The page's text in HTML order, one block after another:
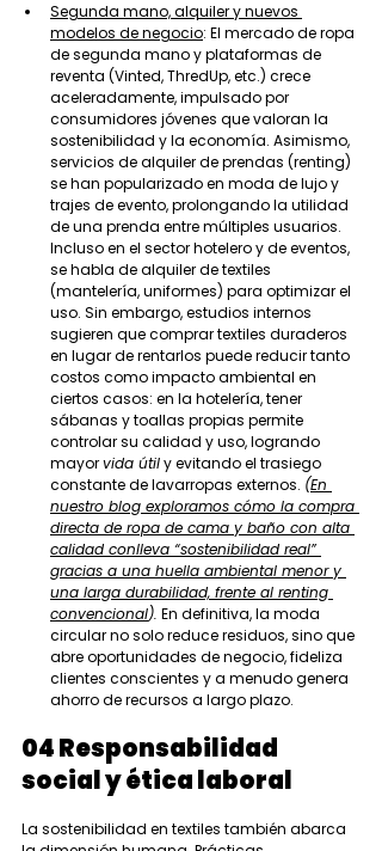
Segunda mano, alquiler y nuevos
modelos de negocio: El mercado de ropa
de segunda mano y plataformas de
reventa (Vinted, ThredUp, etc.) crece
aceleradamente, impulsado por
consumidores jóvenes que valoran la
sostenibilidad y la economía. Asimismo,
servicios de alquiler de prendas (renting)
se han popularizado en moda de lujo y
trajes de evento, prolongando la utilidad
de una prenda entre múltiples usuarios.
Incluso en el sector hotelero y de eventos,
se habla de alquiler de textiles
(mantelería, uniformes) para optimizar el
uso. Sin embargo, estudios internos
sugieren que comprar textiles duraderos
en lugar de rentarlos puede reducir tanto
costos como impacto ambiental en
ciertos casos: en la hotelería, tener
sábanas y toallas propias permite
controlar su calidad y uso, logrando
mayor vida útil y evitando el trasiego
constante de lavarropas externos. (En
nuestro blog exploramos cómo la compra
directa de ropa de cama y baño con alta
calidad conlleva “sostenibilidad real”
gracias a una huella ambiental menor y
una larga durabilidad, frente al renting
convencional). En definitiva, la moda
circular no solo reduce residuos, sino que
abre oportunidades de negocio, fideliza
clientes conscientes y a menudo genera
ahorro de recursos a largo plazo.
04 Responsabilidad
social y ética laboral
La sostenibilidad en textiles también abarca